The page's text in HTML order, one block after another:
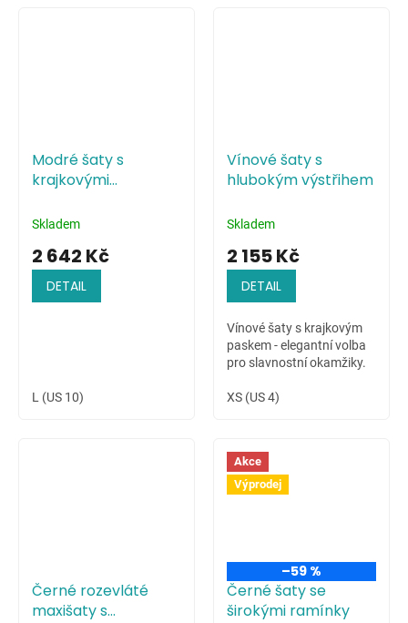
Modré šaty s
krajkovými
Skladem
2 642 Kč
DETAIL
L (US 10)
Vínové šaty s
hlubokým výstřihem
Skladem
2 155 Kč
DETAIL
Vínové šaty s krajkovým
paskem - elegantní volba
pro slavnostní okamžiky.
XS (US 4)
Černé rozevláté
maxišaty s
Akce
Výprodej
–59 %
Černé šaty se
širokými ramínky